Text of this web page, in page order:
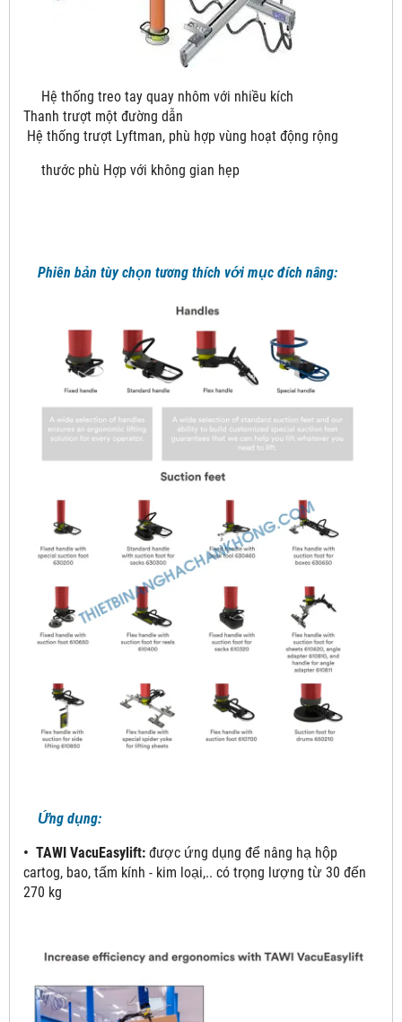
Hệ thống treo tay quay nhôm với nhiều kích
Thanh trượt một đường dẫn
Hệ thống trượt Lyftman, phù hợp vùng hoạt động rộng
thước phù Hợp với không gian hẹp
Phiên bản tùy chọn tương thích với mục đích nâng:
Ứng dụng:
• TAWI VacuEasylift: được ứng dụng để nâng hạ hộp
cartog, bao, tấm kính - kim loại,.. có trọng lượng từ 30 đến
270 kg